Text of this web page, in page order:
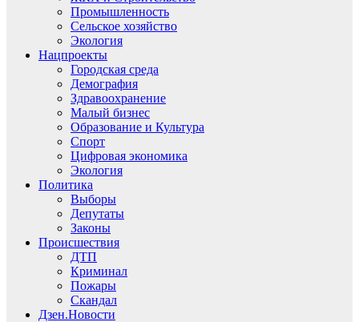
Промышленность
Сельское хозяйство
Экология
Нацпроекты
Городская среда
Демография
Здравоохранение
Малый бизнес
Образование и Культура
Спорт
Цифровая экономика
Экология
Политика
Выборы
Депутаты
Законы
Происшествия
ДТП
Криминал
Пожары
Скандал
Дзен.Новости